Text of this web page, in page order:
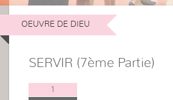
OEUVRE DE DIEU
SERVIR (7ème Partie)
1